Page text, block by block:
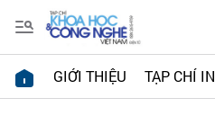
GIỚI THIỆU TẠP CHÍ IN